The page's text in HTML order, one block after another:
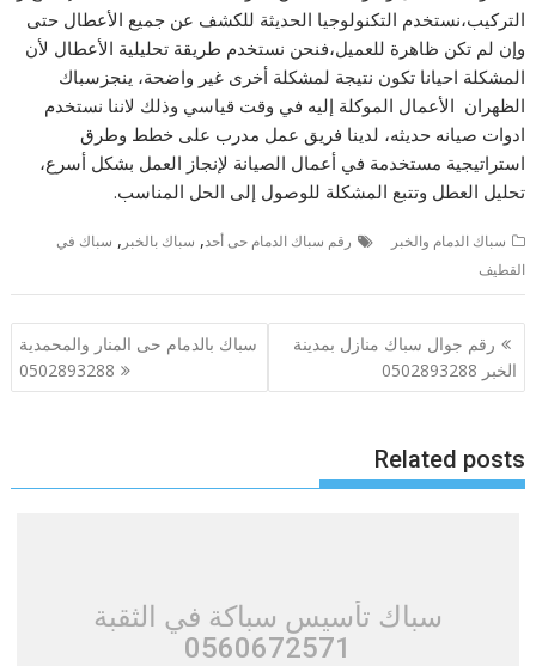
التركيب،نستخدم التكنولوجيا الحديثة للكشف عن جميع الأعطال حتى
وإن لم تكن ظاهرة للعميل،فنحن نستخدم طريقة تحليلية الأعطال لأن
المشكلة احيانا تكون نتيجة لمشكلة أخرى غير واضحة، ينجزسباك
الظهران الأعمال الموكلة إليه في وقت قياسي وذلك لاننا نستخدم
ادوات صيانه حديثه، لدينا فريق عمل مدرب على خطط وطرق
استراتيجية مستخدمة في أعمال الصيانة لإنجاز العمل بشكل أسرع،
تحليل العطل وتتبع المشكلة للوصول إلى الحل المناسب.
سباك الدمام والخبر رقم سباك الدمام حى أحد, سباك بالخبر , سباك في
القطيف
تصفّح
المقالات
رقم جوال سباك منازل بمدينة
الخبر 0502893288
سباك بالدمام حى المنار والمحمدية
0502893288
Related posts
سباك تأسيس سباكة في الثقبة
0560672571